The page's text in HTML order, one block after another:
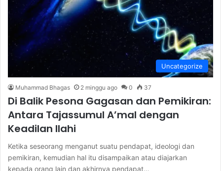
Uncategorize
Muhammad Bhagas 2 minggu ago 0 37
Di Balik Pesona Gagasan dan Pemikiran:
Antara Tajassumul A’mal dengan
Keadilan Ilahi
Ketika seseorang menganut suatu pendapat, ideologi dan
pemikiran, kemudian hal itu disampaikan atau diajarkan
kepada orang lain dan akhirnya pendapat…